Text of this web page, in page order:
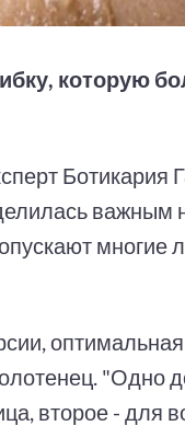
которую
Ботикария
важным
многие
оптимальная
"Одно
второе - для